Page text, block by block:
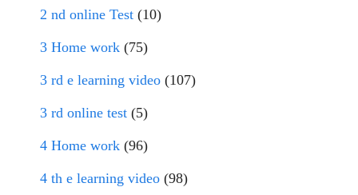
2 nd online Test (10)
3 Home work (75)
3 rd e learning video (107)
3 rd online test (5)
4 Home work (96)
4 th e learning video (98)